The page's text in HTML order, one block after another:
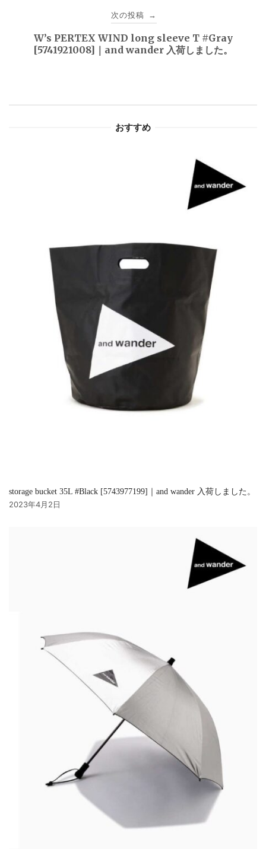
次の投稿 →
W’s PERTEX WIND long sleeve T #Gray
[5741921008]｜and wander 入荷しました。
おすすめ
storage bucket 35L #Black [5743977199]｜and wander 入荷しました。
2023年4月2日